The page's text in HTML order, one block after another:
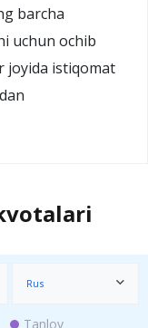
barcha
uchun ochib
joyida istiqomat
Rus
Tanlov